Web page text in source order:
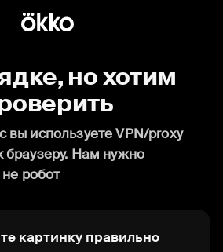
но хотим
вы используете VPN/proxy
браузеру. Нам нужно
робот
картинку правильно